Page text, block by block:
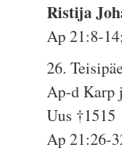
Ristija
Ap 21:8-
26.
Ap-d Karp
Uus †1515
Ap 21:26-